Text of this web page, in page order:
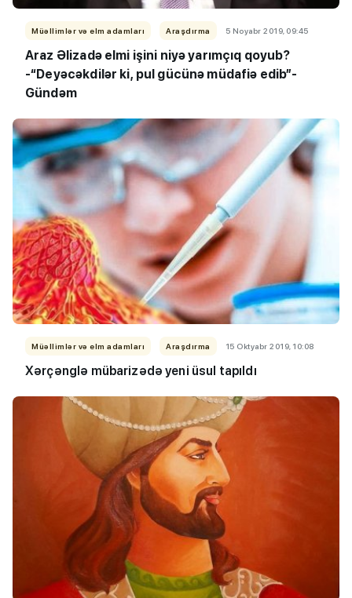
Müəllimlər və elm adamları Araşdırma 5 Noyabr 2019, 09:45
Araz Əlizadə elmi işini niyə yarımçıq qoyub?
-“Deyəcəkdilər ki, pul gücünə müdafiə edib”-
Gündəm
Müəllimlər və elm adamları Araşdırma 15 Oktyabr 2019, 10:08
Xərçənglə mübarizədə yeni üsul tapıldı